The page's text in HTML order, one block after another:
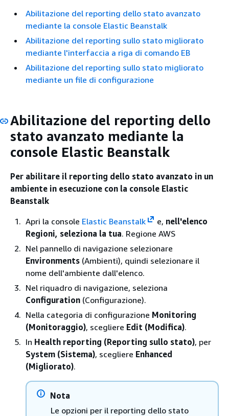
Abilitazione del reporting dello stato avanzato
mediante la console Elastic Beanstalk
Abilitazione del reporting sullo stato migliorato
mediante l'interfaccia a riga di comando EB
Abilitazione del reporting sullo stato migliorato
mediante un file di configurazione
Abilitazione del reporting dello
stato avanzato mediante la
console Elastic Beanstalk
Per abilitare il reporting dello stato avanzato in un
ambiente in esecuzione con la console Elastic
Beanstalk
Apri la console Elastic Beanstalk e, nell'elenco
Regioni, seleziona la tua. Regione AWS
Nel pannello di navigazione selezionare
Environments (Ambienti), quindi selezionare il
nome dell'ambiente dall'elenco.
Nel riquadro di navigazione, seleziona
Configuration (Configurazione).
Nella categoria di configurazione Monitoring
(Monitoraggio), scegliere Edit (Modifica).
In Health reporting (Reporting sullo stato), per
System (Sistema), scegliere Enhanced
(Migliorato).
Nota
Le opzioni per il reporting dello stato